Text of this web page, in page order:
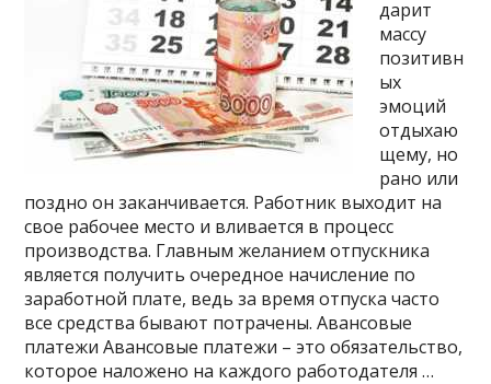
дарит
массу
позитивн
ых
эмоций
отдыхаю
щему, но
рано или
поздно он заканчивается. Работник выходит на
свое рабочее место и вливается в процесс
производства. Главным желанием отпускника
является получить очередное начисление по
заработной плате, ведь за время отпуска часто
все средства бывают потрачены. Авансовые
платежи Авансовые платежи – это обязательство,
которое наложено на каждого работодателя …